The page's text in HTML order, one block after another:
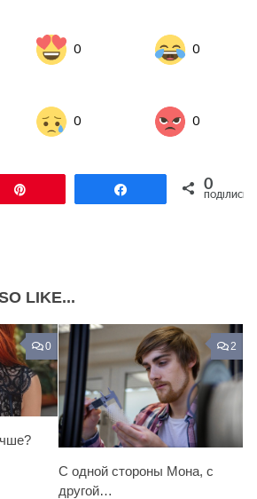
0 0
0 0
Поділитися0
ПОДІЛИСЬ
LIKE...
0 2
С одной стороны Мона, с
другой…